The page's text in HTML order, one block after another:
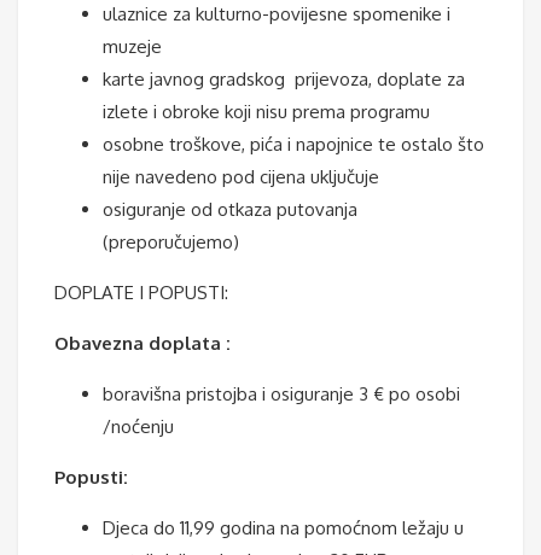
ulaznice za kulturno-povijesne spomenike i
muzeje
karte javnog gradskog prijevoza, doplate za
izlete i obroke koji nisu prema programu
osobne troškove, pića i napojnice te ostalo što
nije navedeno pod cijena uključuje
osiguranje od otkaza putovanja
(preporučujemo)
DOPLATE I POPUSTI:
Obavezna doplata :
boravišna pristojba i osiguranje 3 € po osobi
/noćenju
Popusti:
Djeca do 11,99 godina na pomoćnom ležaju u